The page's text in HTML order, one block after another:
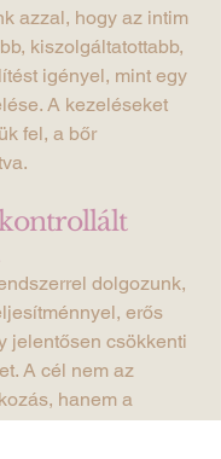
azzal, hogy az intim
kiszolgáltatottabb,
igényel, mint egy
A kezeléseket
fel, a bőr
dolgozunk,
erős
jelentősen csökkenti
A cél nem az
hanem a
távon fenntartható